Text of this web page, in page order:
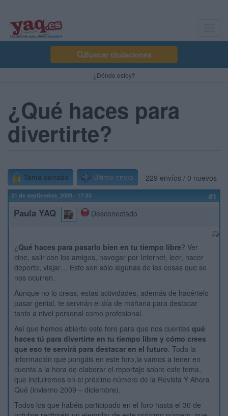
Buscar titulaciones
¿Dónde estoy?
¿Qué haces para
divertirte?
229 envíos / 0 nuevos
Tema cerrado Último envío
21 de septiembre, 2009 - 17:53 #1
Paula YAQ Desconectado
¿ Qué haces para pasarlo bien en tu tiempo libre? Ver
cine, salir con los amigos, navegar por Internet, leer, hacer
deporte, viajar… Esto son sólo algunas de las cosas que se
nos ocurren.
Aunque no lo creas, estas actividades, además de hacértelo
pasar genial, te servirán el día de mañana para destacar
tanto a nivel personal como profesional.
Así que hemos abierto este foro para que nos cuentes qué
haces tú para divertirte en tu tiempo libre y cómo crees
que eso te servirá para destacar en el futuro. Toda la
información que pongáis en este foro,la vamos a tener en
cuenta a la hora de elaborar el reportaje sobre este tema,
que incluiremos en el próximo número de la Revista Y Ahora
Qué (invierno 2009 – diciembre).
Todos los que habéis participado en el foro hasta el 30 de